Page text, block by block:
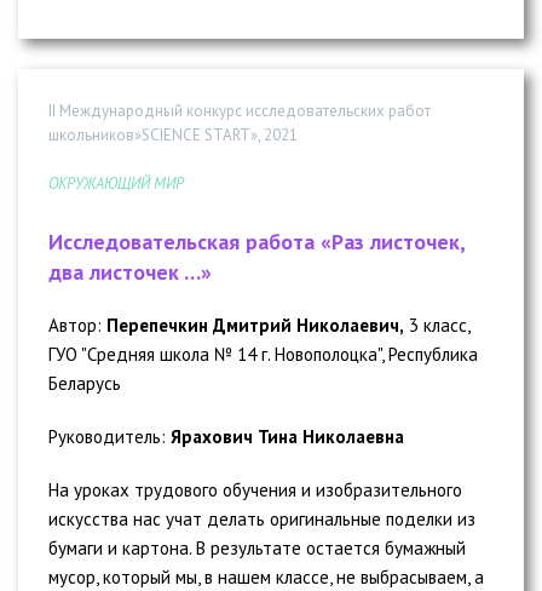
II Международный конкурс исследовательских работ
школьников»SCIENCE START», 2021
ОКРУЖАЮЩИЙ МИР
Исследовательская работа «Раз листочек,
два листочек …»
Автор: Перепечкин Дмитрий Николаевич, 3 класс,
ГУО "Средняя школа № 14 г. Новополоцка", Республика
Беларусь
Руководитель: Ярахович Тина Николаевна
На уроках трудового обучения и изобразительного
искусства нас учат делать оригинальные поделки из
бумаги и картона. В результате остается бумажный
мусор, который мы, в нашем классе, не выбрасываем, а